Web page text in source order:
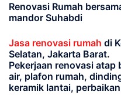
Renovasi Rumah
mandor Suhabdi
Jasa renovasi rumah di
Selatan, Jakarta Barat.
Pekerjaan renovasi
air, plafon rumah,
keramik lantai,